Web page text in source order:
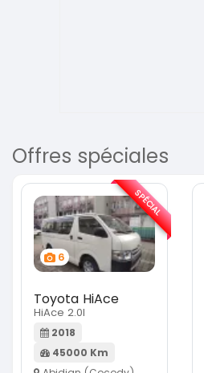
Offres spéciales
6
Toyota HiAce
HiAce 2.0l
2018
45000 Km
SPÉCIAL